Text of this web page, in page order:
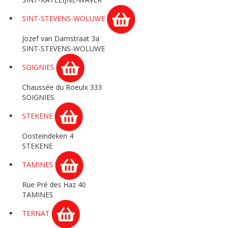
SINT-STEVENS-WOLUWE
Jozef van Damstraat 3a
SINT-STEVENS-WOLUWE
SOIGNIES
Chaussée du Roeulx 333
SOIGNIES
STEKENE
Oosteindeken 4
STEKENE
TAMINES
Rue Pré des Haz 40
TAMINES
TERNAT